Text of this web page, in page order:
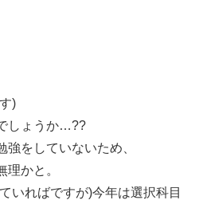
)
しょうか…??
をしていないため、
かと。
いればですが)今年は選択科目